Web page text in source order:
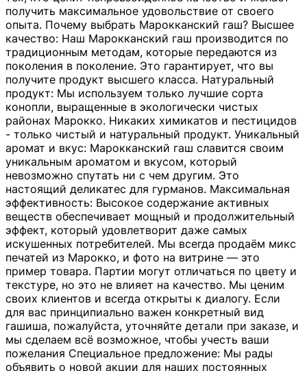
получить максимальное удовольствие от своего
опыта. Почему выбрать Марокканский гаш? Высшее
качество: Наш Марокканский гаш производится по
традиционным методам, которые передаются из
поколения в поколение. Это гарантирует, что вы
получите продукт высшего класса. Натуральный
продукт: Мы используем только лучшие сорта
конопли, выращенные в экологически чистых
районах Марокко. Никаких химикатов и пестицидов
- только чистый и натуральный продукт. Уникальный
аромат и вкус: Марокканский гаш славится своим
уникальным ароматом и вкусом, который
невозможно спутать ни с чем другим. Это
настоящий деликатес для гурманов. Максимальная
эффективность: Высокое содержание активных
веществ обеспечивает мощный и продолжительный
эффект, который удовлетворит даже самых
искушенных потребителей. Мы всегда продаём микс
печатей из Марокко, и фото на витрине — это
пример товара. Партии могут отличаться по цвету и
текстуре, но это не влияет на качество. Мы ценим
своих клиентов и всегда открыты к диалогу. Если
для вас принципиально важен конкретный вид
гашиша, пожалуйста, уточняйте детали при заказе, и
мы сделаем всё возможное, чтобы учесть ваши
пожелания Специальное предложение: Мы рады
объявить о новой акции для наших постоянных